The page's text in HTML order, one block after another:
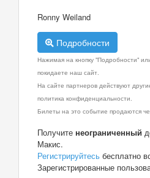
Ronny Weiland
Подробности
Нажимая на кнопку "Подробности"
покидаете наш сайт.
На сайте партнеров действуют
политика конфиденциальности.
Билеты на это событие продаются
Получите неограниченный
Макис.
Регистрируйтесь бесплатно
Зарегистрированные